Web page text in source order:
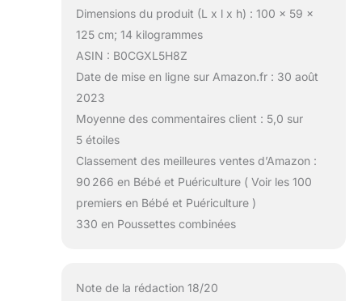
Dimensions du produit (L x l x h) : 100 x 59 x
125 cm; 14 kilogrammes
ASIN : B0CGXL5H8Z
Date de mise en ligne sur Amazon.fr : 30 août
2023
Moyenne des commentaires client : 5,0 sur
5 étoiles
Classement des meilleures ventes d’Amazon :
90 266 en Bébé et Puériculture ( Voir les 100
premiers en Bébé et Puériculture )
330 en Poussettes combinées
Note de la rédaction 18/20